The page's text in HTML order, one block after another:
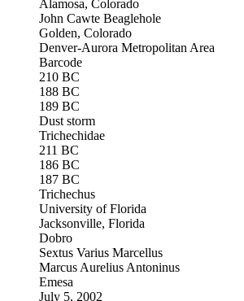
Alamosa, Colorado
John Cawte Beaglehole
Golden, Colorado
Denver-Aurora Metropolitan Area
Barcode
210 BC
188 BC
189 BC
Dust storm
Trichechidae
211 BC
186 BC
187 BC
Trichechus
University of Florida
Jacksonville, Florida
Dobro
Sextus Varius Marcellus
Marcus Aurelius Antoninus
Emesa
July 5, 2002